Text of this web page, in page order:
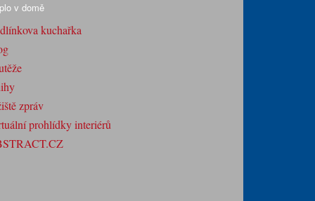
v domě
kuchařka
zpráv
prohlídky interiérů